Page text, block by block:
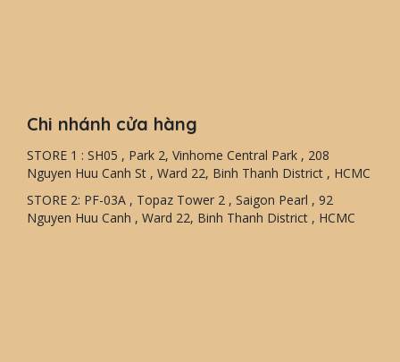
Chi nhánh cửa hàng
STORE 1 : SH05 , Park 2, Vinhome Central Park , 208
Nguyen Huu Canh St , Ward 22, Binh Thanh District , HCMC
STORE 2: PF-03A , Topaz Tower 2 , Saigon Pearl , 92
Nguyen Huu Canh , Ward 22, Binh Thanh District , HCMC